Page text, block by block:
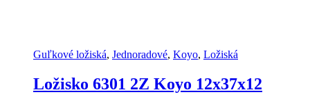
Guľkové ložiská, Jednoradové, Koyo, Ložiská
Ložisko 6301 2Z Koyo 12x37x12